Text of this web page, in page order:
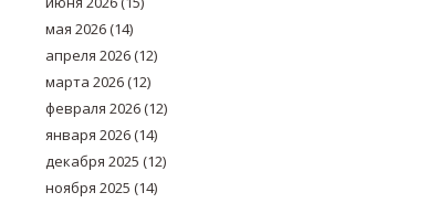
мая 2026(14)
апреля 2026(12)
марта 2026(12)
февраля 2026(12)
января 2026(14)
декабря 2025 (12)
ноября 2025 (14)